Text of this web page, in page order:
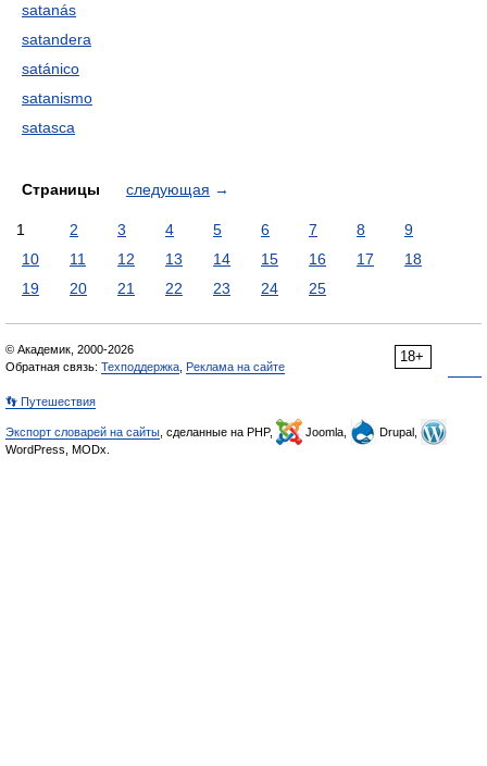
satanás
satandera
satánico
satanismo
satasca
Страницы следующая →
1 2 3 4 5 6 7 8
9
10
11 12 13 14 15 16 17
18
19
20 21 22 23 24 25
18+
© Академик, 2000-2026
Обратная связь: Техподдержка Реклама на сайте
👣 Путешествия
Экспорт словарей на сайты , сделанные на PHP, Joomla,
Drupal,
WordPress, MODx.